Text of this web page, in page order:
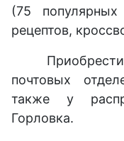
(75 популярных
рецептов,
почтовых
также у
Горловка.